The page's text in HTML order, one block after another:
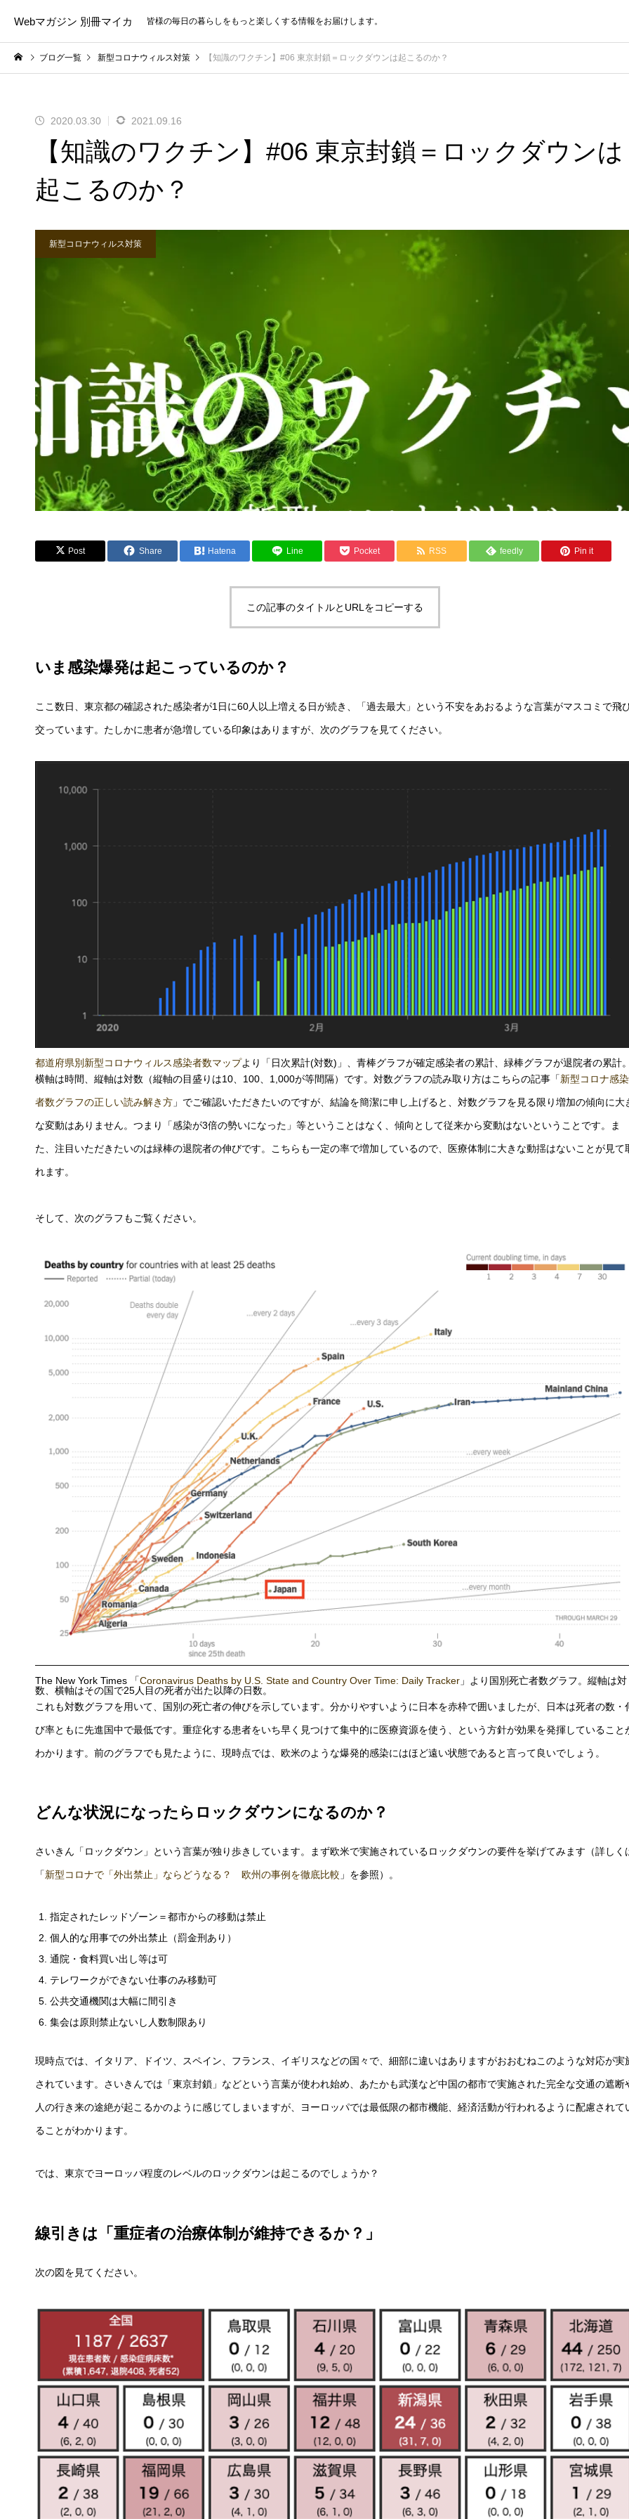
Webマガジン 別冊マイカ 皆様の毎日の暮らしをもっと楽しくする情報をお届けします。
ブログ一覧 新型コロナウィルス対策 【知識のワクチン】#06 東京封鎖＝ロックダウンは起こるのか？
2020.03.30 2021.09.16
【知識のワクチン】#06 東京封鎖＝ロックダウンは
起こるのか？
新型コロナウィルス対策
Post Share Hatena Line Pocket RSS feedly Pin it
この記事のタイトルとURLをコピーする
いま感染爆発は起こっているのか？
ここ数日、東京都の確認された感染者が1日に60人以上増える日が続き、「過去最大」という不安をあおるような言葉がマスコミで飛
交っています。たしかに患者が急増している印象はありますが、次のグラフを見てください。
都道府県別新型コロナウィルス感染者数マップより「日次累計(対数)」、青棒グラフが確定感染者の累計、緑棒グラフが退院者の累計。
横軸は時間、縦軸は対数（縦軸の目盛りは10、100、1,000が等間隔）です。対数グラフの読み取り方はこちらの記事「新型コロナ感染
者数グラフの正しい読み解き方 」でご確認いただきたいのですが、結論を簡潔に申し上げると、対数グラフを見る限り増加の傾向に大
な変動はありません。つまり「感染が3倍の勢いになった」等ということはなく、傾向として従来から変動はないということです。ま
た、注目いただきたいのは緑棒の退院者の伸びです。こちらも一定の率で増加しているので、医療体制に大きな動揺はないことが見て
れます。
そして、次のグラフもご覧ください。
The New York Times 「Coronavirus Deaths by U.S. State and Country Over Time: Daily Tracker 」より国別死亡者数グラフ。縦軸は対
数、横軸はその国で25人目の死者が出た以降の日数。
これも対数グラフを用いて、国別の死亡者の伸びを示しています。分かりやすいように日本を赤枠で囲いましたが、日本は死者の数・
び率ともに先進国中で最低です。重症化する患者をいち早く見つけて集中的に医療資源を使う、という方針が効果を発揮していること
わかります。前のグラフでも見たように、現時点では、欧米のような爆発的感染にはほど遠い状態であると言って良いでしょう。
どんな状況になったらロックダウンになるのか？
さいきん「ロックダウン」という言葉が独り歩きしています。まず欧米で実施されているロックダウンの要件を挙げてみます（詳しく
「新型コロナで「外出禁止」ならどうなる？ 欧州の事例を徹底比較 」を参照）。
指定されたレッドゾーン＝都市からの移動は禁止
個人的な用事での外出禁止（罰金刑あり）
通院・食料買い出し等は可
テレワークができない仕事のみ移動可
公共交通機関は大幅に間引き
集会は原則禁止ないし人数制限あり
現時点では、イタリア、ドイツ、スペイン、フランス、イギリスなどの国々で、細部に違いはありますがおおむねこのような対応が実
されています。さいきんでは「東京封鎖」などという言葉が使われ始め、あたかも武漢など中国の都市で実施された完全な交通の遮断
人の行き来の途絶が起こるかのように感じてしまいますが、ヨーロッパでは最低限の都市機能、経済活動が行われるように配慮されて
ることがわかります。
では、東京でヨーロッパ程度のレベルのロックダウンは起こるのでしょうか？
線引きは「重症者の治療体制が維持できるか？」
次の図を見てください。